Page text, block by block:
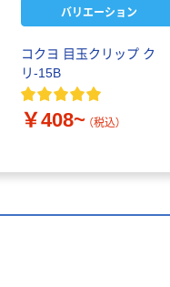
バリエーション
コクヨ 目玉クリップ ク
リ-15B
￥408~ （税込）